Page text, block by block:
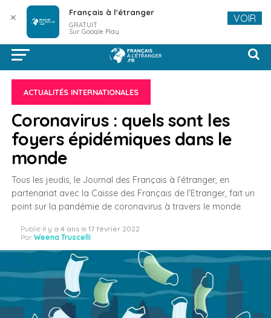
ACTUALITÉS INTERNATIONALES
Coronavirus : quels sont les
foyers épidémiques dans le
monde
Tous les jeudis, le Journal des Français à l’étranger, en
partenariat avec la Caisse des Français de l’Etranger, fait un
point sur la pandémie de coronavirus à travers le monde
Publié il y a 4 ans le 17 février 2022
Par Weena Truscelli
✕ Français à l'étranger
GRATUIT
Sur Google Play
VOIR